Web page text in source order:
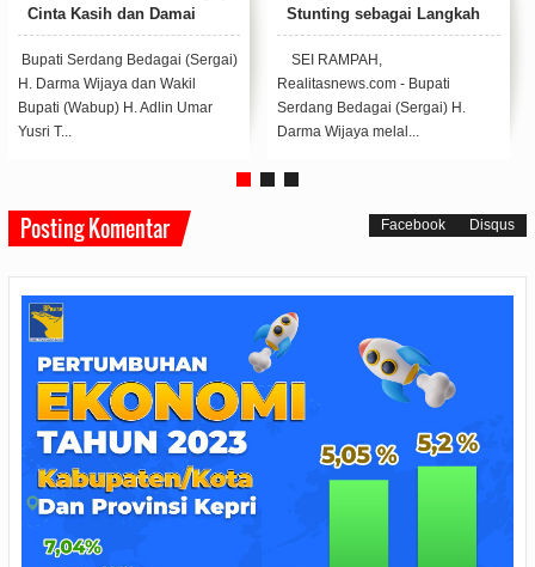
H.
Dolok Masihul
Wakil Bupati Serdang Bedagai
(Wabup Sergai) H. Adlin Umar
Yusri Tambunan, ST,
Tambunan Hadiri
Natal PGPI Kabupaten
Sergai
SERGAI,
Bupati Serdang Bedagai
H Darma Wijaya bersama
H Adlin Umar...
Posting Komentar Facebook Disqus